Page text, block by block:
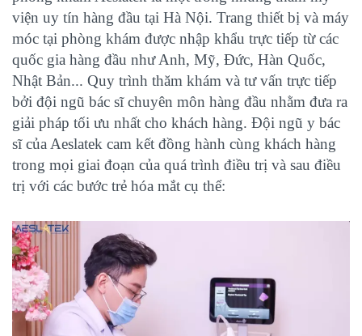
viện uy tín hàng đầu tại Hà Nội. Trang thiết bị và máy
móc tại phòng khám được nhập khẩu trực tiếp từ các
quốc gia hàng đầu như Anh, Mỹ, Đức, Hàn Quốc,
Nhật Bản... Quy trình thăm khám và tư vấn trực tiếp
bởi đội ngũ bác sĩ chuyên môn hàng đầu nhằm đưa ra
giải pháp tối ưu nhất cho khách hàng. Đội ngũ y bác
sĩ của Aeslatek cam kết đồng hành cùng khách hàng
trong mọi giai đoạn của quá trình điều trị và sau điều
trị với các bước trẻ hóa mắt cụ thể: